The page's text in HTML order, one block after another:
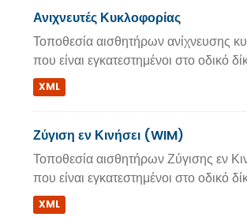
Ανιχνευτές Κυκλοφορίας
Τοποθεσία αισθητήρων ανίχνευσης
που είναι εγκατεστημένοι στο οδικό
XML
Ζύγιση εν Κινήσει (WIM)
Τοποθεσία αισθητήρων Ζύγισης εν
που είναι εγκατεστημένοι στο οδικό
XML